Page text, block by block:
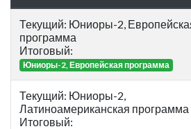
Текущий: Юниоры-2,
программа
Итоговый:
Юниоры-2, Европейская программа
Текущий: Юниоры-2,
Латиноамериканская программа
Итоговый: